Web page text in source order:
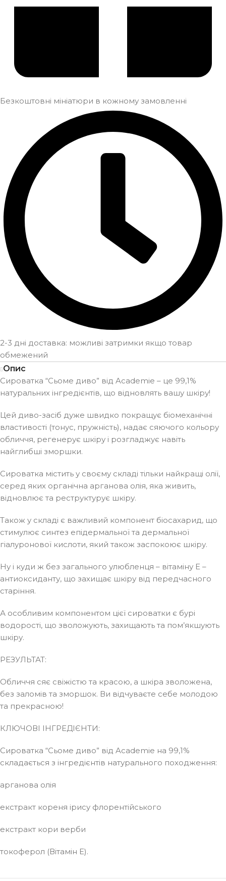
Безкоштовні мініатюри в кожному замовленні
2-3 дні доставка: можливі затримки якщо товар
обмежений
Опис
Сироватка “Сьоме диво” від Academie – це 99,1%
натуральних інгредієнтів, що відновлять вашу шкіру!
Цей диво-засіб дуже швидко покращує біомеханічні
властивості (тонус, пружність), надає сяючого кольору
обличчя, регенерує шкіру і розгладжує навіть
найглибші зморшки.
Сироватка містить у своєму складі тільки найкращі олії,
серед яких органічна арганова олія, яка живить,
відновлює та реструктурує шкіру.
Також у складі є важливий компонент біосахарид, що
стимулює синтез епідермальної та дермальної
гіалуронової кислоти, який також заспокоює шкіру.
Ну і куди ж без загального улюбленця – вітаміну Е –
антиоксиданту, що захищає шкіру від передчасного
старіння.
А особливим компонентом цієї сироватки є бурі
водорості, що зволожують, захищають та пом’якшують
шкіру.
РЕЗУЛЬТАТ:
Обличчя сяє свіжістю та красою, а шкіра зволожена,
без заломів та зморшок. Ви відчуваєте себе молодою
та прекрасною!
КЛЮЧОВІ ІНГРЕДІЄНТИ:
Сироватка “Сьоме диво” від Academie на 99,1%
складається з інгредієнтів натурального походження:
арганова олія
екстракт кореня ірису флорентійського
екстракт кори верби
токоферол (Вітамін Е).